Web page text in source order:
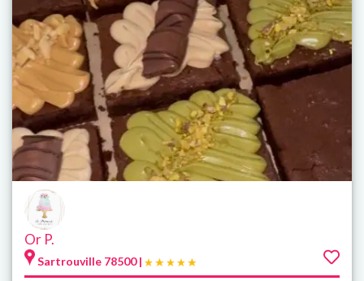
Or P.
Sartrouville 78500 |